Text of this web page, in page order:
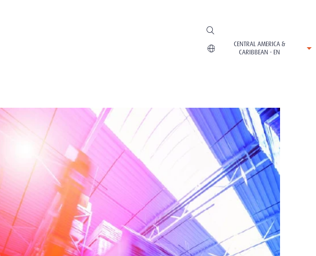
CENTRAL AMERICA &
CARIBBEAN - EN